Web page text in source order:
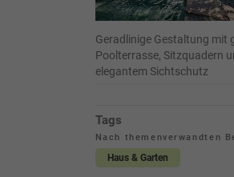
Geradlinige Gestaltung mit
Poolterrasse, Sitzquadern
elegantem Sichtschutz
Tags
Nach themenverwandten
Haus & Garten